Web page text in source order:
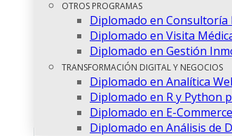
OTROS PROGRAMAS
Diplomado en Consultoría
Diplomado en Visita
Diplomado en Gestión
TRANSFORMACIÓN DIGITAL Y NEGOCIOS
Diplomado en Analítica
Diplomado en R y Python
Diplomado en E-
Diplomado en Análisis de